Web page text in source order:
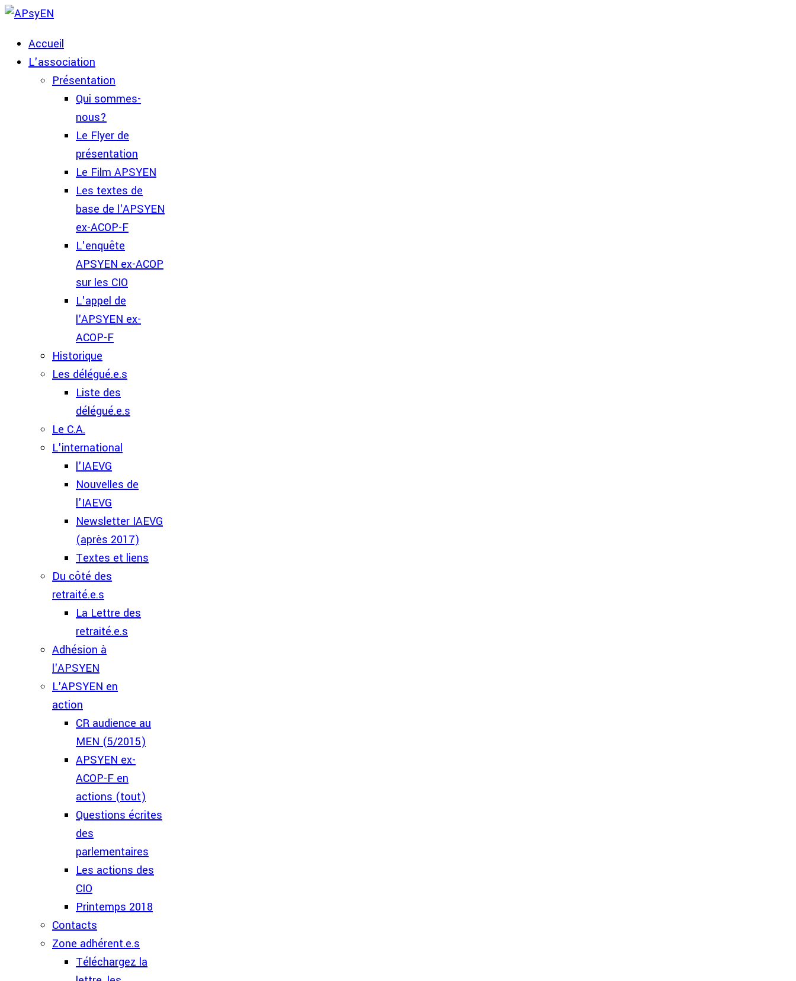
Accueil
L'association
Présentation
Qui sommes-
nous?
Le Flyer de
présentation
Le Film APSYEN
Les textes de
base de l'APSYEN
ex-ACOP-F
L'enquête
APSYEN ex-ACOP
sur les CIO
L'appel de
l'APSYEN ex-
ACOP-F
Historique
Les délégué.e.s
Liste des
délégué.e.s
Le C.A.
L'international
l'IAEVG
Nouvelles de
l'IAEVG
Newsletter IAEVG
(après 2017)
Textes et liens
Du côté des
retraité.e.s
La Lettre des
retraité.e.s
Adhésion à
l'APSYEN
L'APSYEN en
action
CR audience au
MEN (5/2015)
APSYEN ex-
ACOP-F en
actions (tout)
Questions écrites
des
parlementaires
Les actions des
CIO
Printemps 2018
Contacts
Zone adhérent.e.s
Téléchargez la